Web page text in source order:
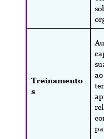
Treinamento
s